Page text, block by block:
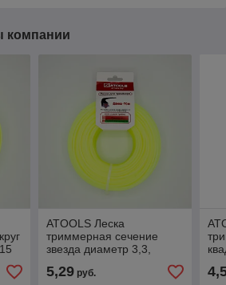
компании
ATOOLS Леска
триммерная сечение
звезда диаметр 3,3,
ЛТЗ-033015
5,29руб.